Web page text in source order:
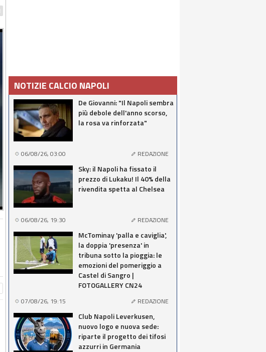
NOTIZIE CALCIO NAPOLI
De Giovanni: "Il Napoli sembra
più debole dell'anno scorso,
la rosa va rinforzata"
06/08/26, 03:00 REDAZIONE
Sky: il Napoli ha fissato il
prezzo di Lukaku! Il 40% della
rivendita spetta al Chelsea
06/08/26, 19:30 REDAZIONE
McTominay 'palla e caviglia',
la doppia 'presenza' in
tribuna sotto la pioggia: le
emozioni del pomeriggio a
Castel di Sangro |
FOTOGALLERY CN24
07/08/26, 19:15 REDAZIONE
Club Napoli Leverkusen,
nuovo logo e nuova sede:
riparte il progetto dei tifosi
azzurri in Germania